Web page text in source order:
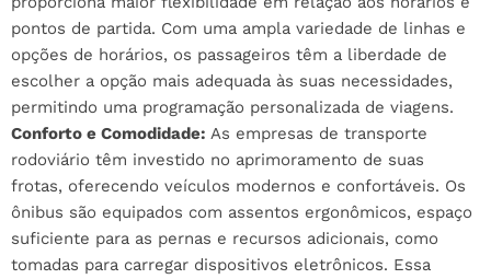
pontos de partida. Com uma ampla variedade de linhas e
opções de horários, os passageiros têm a liberdade de
escolher a opção mais adequada às suas necessidades,
permitindo uma programação personalizada de viagens.
Conforto e Comodidade: As empresas de transporte
rodoviário têm investido no aprimoramento de suas
frotas, oferecendo veículos modernos e confortáveis. Os
ônibus são equipados com assentos ergonômicos, espaço
suficiente para as pernas e recursos adicionais, como
tomadas para carregar dispositivos eletrônicos. Essa